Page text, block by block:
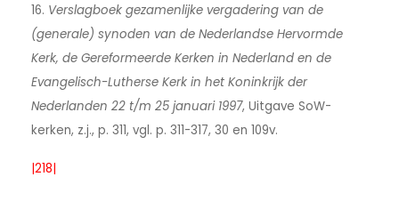
16. Verslagboek gezamenlijke vergadering van de
(generale) synoden van de Nederlandse Hervormde
Kerk, de Gereformeerde Kerken in Nederland en de
Evangelisch-Lutherse Kerk in het Koninkrijk der
Nederlanden 22 t/m 25 januari 1997, Uitgave SoW-
kerken, z.j., p. 311, vgl. p. 311-317, 30 en 109v.
|218|